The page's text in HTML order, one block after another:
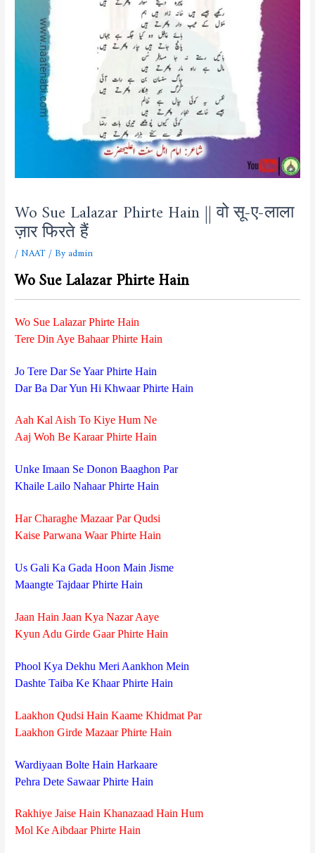
Wo Sue Lalazar Phirte Hain || वो सू-ए-लाला
ज़ार फिरते हैं
/NAAT/ Byadmin
Wo Sue Lalazar Phirte Hain
Wo Sue Lalazar Phirte Hain
Tere Din Aye Bahaar Phirte Hain
Jo Tere Dar Se Yaar Phirte Hain
Dar Ba Dar Yun Hi Khwaar Phirte Hain
Aah Kal Aish To Kiye Hum Ne
Aaj Woh Be Karaar Phirte Hain
Unke Imaan Se Donon Baaghon Par
Khaile Lailo Nahaar Phirte Hain
Har Charaghe Mazaar Par Qudsi
Kaise Parwana Waar Phirte Hain
Us Gali Ka Gada Hoon Main Jisme
Maangte Tajdaar Phirte Hain
Jaan Hain Jaan Kya Nazar Aaye
Kyun Adu Girde Gaar Phirte Hain
Phool Kya Dekhu Meri Aankhon Mein
Dashte Taiba Ke Khaar Phirte Hain
Laakhon Qudsi Hain Kaame Khidmat Par
Laakhon Girde Mazaar Phirte Hain
Wardiyaan Bolte Hain Harkaare
Pehra Dete Sawaar Phirte Hain
Rakhiye Jaise Hain Khanazaad Hain Hum
Mol Ke Aibdaar Phirte Hain